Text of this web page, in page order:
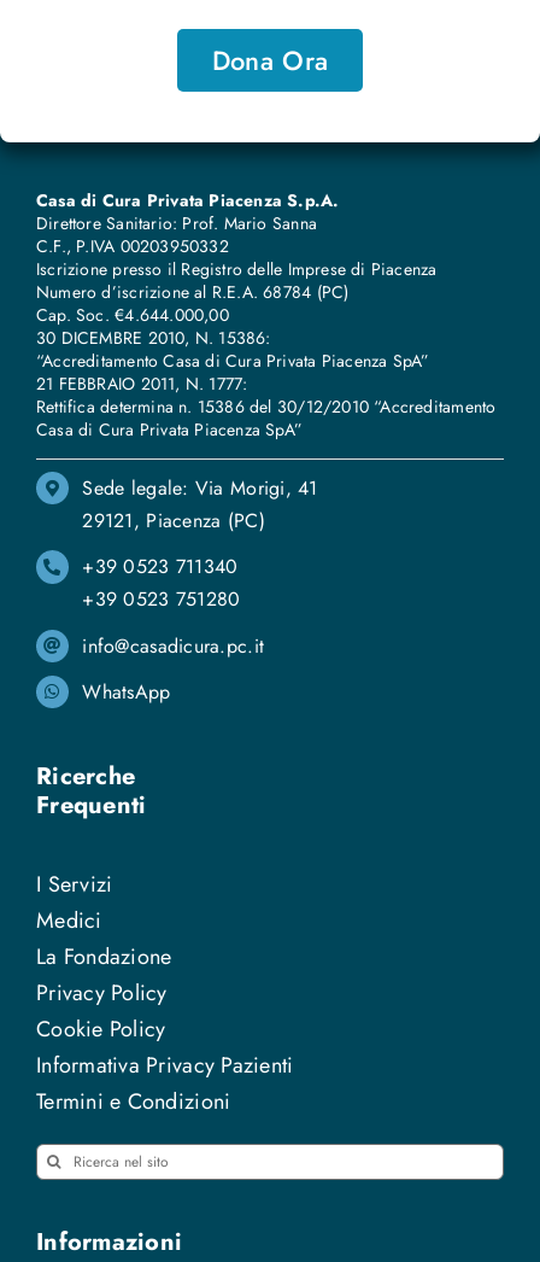
Dona Ora
Casa di Cura Privata Piacenza S.p.A.
Direttore Sanitario: Prof. Mario Sanna
C.F., P.IVA 00203950332
Iscrizione presso il Registro delle Imprese di Piacenza
Numero d’iscrizione al R.E.A. 68784 (PC)
Cap. Soc. €4.644.000,00
30 DICEMBRE 2010, N. 15386:
“Accreditamento Casa di Cura Privata Piacenza SpA”
21 FEBBRAIO 2011, N. 1777:
Rettifica determina n. 15386 del 30/12/2010 “Accreditamento
Casa di Cura Privata Piacenza SpA”
Sede legale: Via Morigi, 41
29121, Piacenza (PC)
+39 0523 711340
+39 0523 751280
info@casadicura.pc.it
WhatsApp
Ricerche
Frequenti
I Servizi
Medici
La Fondazione
Privacy Policy
Cookie Policy
Informativa Privacy Pazienti
Termini e Condizioni
Cerca
Informazioni